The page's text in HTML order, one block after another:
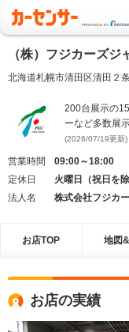
（株）フジカーズ
北海道札幌市清田区清田２
200台展示の
ーなど多数展
(2026/07/19更新)
営業時間
09:00～18:00
定休日
火曜日（祝日を除
法人名
株式会社フジカ
お店TOP 地図
お店の実績